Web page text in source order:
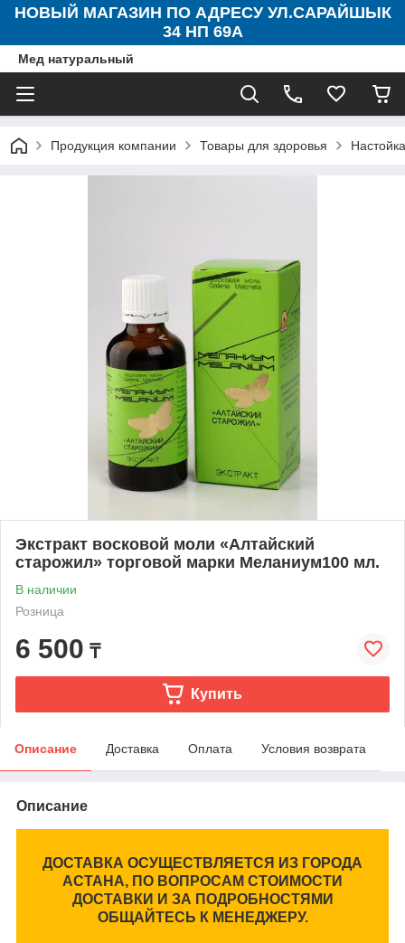
НОВЫЙ МАГАЗИН ПО АДРЕСУ УЛ.САРАЙШЫК
34 НП 69А
Мед натуральный
Продукция компании Товары для здоровья
Экстракт восковой моли «Алтайский
старожил» торговой марки Меланиум100 мл.
В наличии
Розница
6 500 ₸
Купить
Описание Доставка Оплата Условия возврата
Описание
ДОСТАВКА ОСУЩЕСТВЛЯЕТСЯ ИЗ ГОРОДА
АСТАНА, ПО ВОПРОСАМ СТОИМОСТИ
ДОСТАВКИ И ЗА ПОДРОБНОСТЯМИ
ОБЩАЙТЕСЬ К МЕНЕДЖЕРУ.